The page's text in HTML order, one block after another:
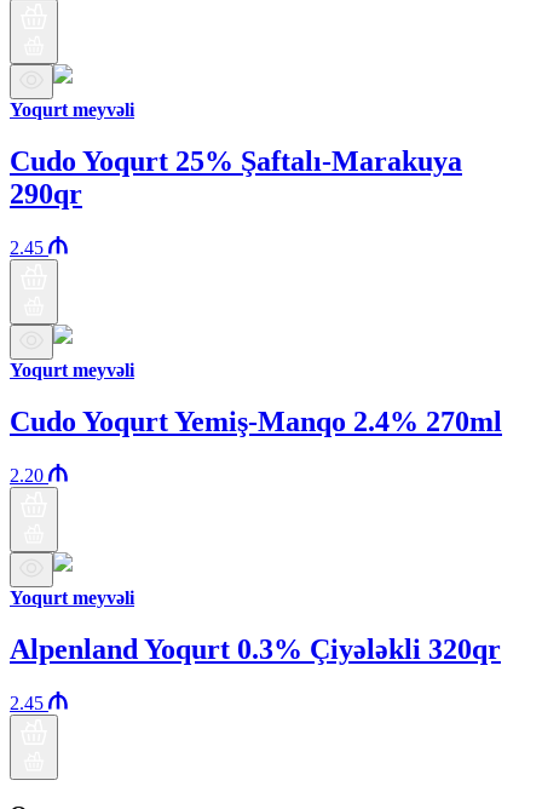
Yoqurt meyvəli
Cudo Yoqurt 25% Şaftalı-Marakuya
290qr
2.45
Yoqurt meyvəli
Cudo Yoqurt Yemiş-Manqo 2.4% 270ml
2.20
Yoqurt meyvəli
Alpenland Yoqurt 0.3% Çiyələkli 320qr
2.45